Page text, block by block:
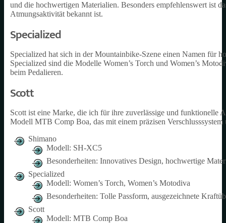
und die hochwertigen Materialien. Besonders empfehlenswert ist
Atmungsaktivität bekannt ist.
Specialized
Specialized hat sich in der Mountainbike-Szene einen Namen für
Specialized sind die Modelle Women’s Torch und Women’s
beim Pedalieren.
Scott
Scott ist eine Marke, die ich für ihre zuverlässige und funktionelle
Modell MTB Comp Boa, das mit einem präzisen
Shimano
Modell: SH-XC5
Besonderheiten: Innovatives Design, hochwertige
Specialized
Modell: Women’s Torch, Women’s Motodiva
Besonderheiten: Tolle Passform, ausgezeichnete
Scott
Modell: MTB Comp Boa